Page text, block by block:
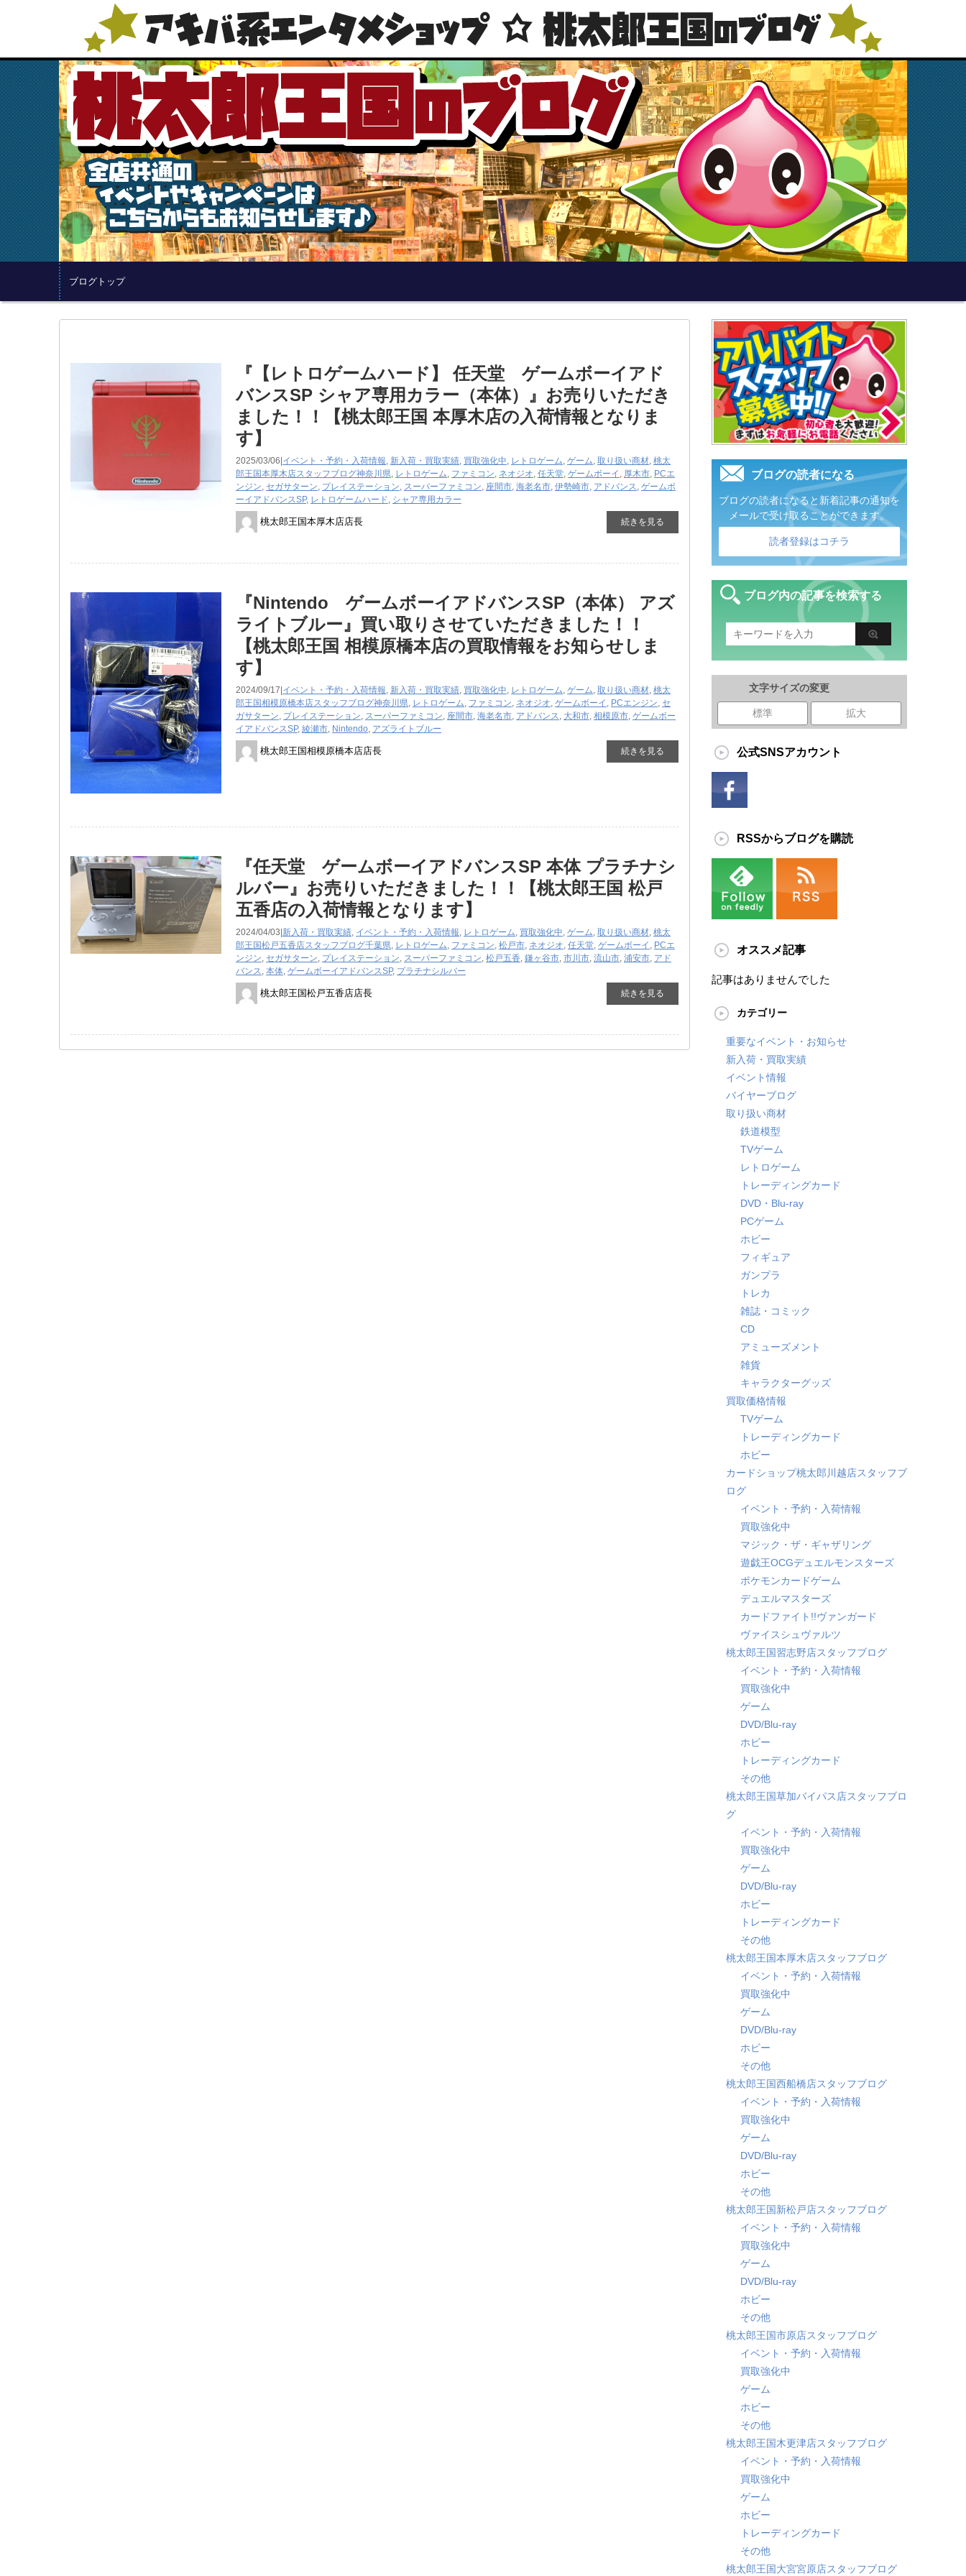
ブログトップ
『【レトロゲームハード】 任天堂 ゲームボーイアド
バンスSP シャア専用カラー（本体）』お売りいただき
ました！！【桃太郎王国 本厚木店の入荷情報となりま
す】
2025/03/06| イベント・予約・入荷情報, 新入荷・買取実績, 買取強化中, レトロゲーム, ゲーム, 取り扱い商材, 桃太
郎王国本厚木店スタッフブログ神奈川県, レトロゲーム, ファミコン, ネオジオ, 任天堂, ゲームボーイ , 厚木市, PCエ
ンジン, セガサターン, プレイステーション, スーパーファミコン, 座間市, 海老名市, 伊勢崎市, アドバンス, ゲームボ
ーイアドバンスSP, レトロゲームハード, シャア専用カラー
桃太郎王国本厚木店店長 続きを見る
『Nintendo ゲームボーイアドバンスSP（本体） ​アズ
ライトブルー』買い取りさせていただきました！！
【桃太郎王国 相模原橋本店の買取情報をお知らせしま
す】
2024/09/17| イベント・予約・入荷情報, 新入荷・買取実績, 買取強化中, レトロゲーム, ゲーム, 取り扱い商材, 桃太
郎王国相模原橋本店スタッフブログ神奈川県, レトロゲーム, ファミコン, ネオジオ, ゲームボーイ , PCエンジン, セ
ガサターン, プレイステーション, スーパーファミコン, 座間市, 海老名市, アドバンス, 大和市, 相模原市, ゲームボー
イアドバンスSP, 綾瀬市, Nintendo, アズライトブルー
桃太郎王国相模原橋本店店長 続きを見る
『任天堂 ゲームボーイアドバンスSP 本体 プラチナシ
ルバー』お売りいただきました！！【桃太郎王国 松戸
五香店の入荷情報となります】
2024/04/03| 新入荷・買取実績, イベント・予約・入荷情報, レトロゲーム, 買取強化中, ゲーム, 取り扱い商材, 桃太
郎王国松戸五香店スタッフブログ千葉県, レトロゲーム, ファミコン, 松戸市, ネオジオ, 任天堂, ゲームボーイ , PCエ
ンジン, セガサターン, プレイステーション, スーパーファミコン, 松戸五香, 鎌ヶ谷市, 市川市, 流山市, 浦安市, アド
バンス, 本体, ゲームボーイアドバンスSP, プラチナシルバー
桃太郎王国松戸五香店店長 続きを見る
ブログの読者になる
ブログの読者になると新着記事の通知を
メールで受け取ることができます。
読者登録はコチラ
ブログ内の記事を検索する
文字サイズの変更
標準 拡大
公式SNSアカウント
RSSからブログを購読
オススメ記事
記事はありませんでした
カテゴリー
重要なイベント・お知らせ
新入荷・買取実績
イベント情報
バイヤーブログ
取り扱い商材
鉄道模型
TVゲーム
レトロゲーム
トレーディングカード
DVD・Blu-ray
PCゲーム
ホビー
フィギュア
ガンプラ
トレカ
雑誌・コミック
CD
アミューズメント
雑貨
キャラクターグッズ
買取価格情報
TVゲーム
トレーディングカード
ホビー
カードショップ桃太郎川越店スタッフブ
ログ
イベント・予約・入荷情報
買取強化中
マジック・ザ・ギャザリング
遊戯王OCGデュエルモンスターズ
ポケモンカードゲーム
デュエルマスターズ
カードファイト!!ヴァンガード
ヴァイスシュヴァルツ
桃太郎王国習志野店スタッフブログ
イベント・予約・入荷情報
買取強化中
ゲーム
DVD/Blu-ray
ホビー
トレーディングカード
その他
桃太郎王国草加バイパス店スタッフブロ
グ
イベント・予約・入荷情報
買取強化中
ゲーム
DVD/Blu-ray
ホビー
トレーディングカード
その他
桃太郎王国本厚木店スタッフブログ
イベント・予約・入荷情報
買取強化中
ゲーム
DVD/Blu-ray
ホビー
その他
桃太郎王国西船橋店スタッフブログ
イベント・予約・入荷情報
買取強化中
ゲーム
DVD/Blu-ray
ホビー
その他
桃太郎王国新松戸店スタッフブログ
イベント・予約・入荷情報
買取強化中
ゲーム
DVD/Blu-ray
ホビー
その他
桃太郎王国市原店スタッフブログ
イベント・予約・入荷情報
買取強化中
ゲーム
ホビー
その他
桃太郎王国木更津店スタッフブログ
イベント・予約・入荷情報
買取強化中
ゲーム
ホビー
トレーディングカード
その他
桃太郎王国大宮宮原店スタッフブログ